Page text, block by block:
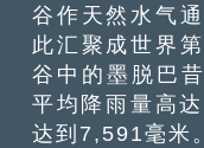
谷作天然水气
此汇聚成世界
谷中的墨脱巴
平均降雨量高
达到7,591毫米。